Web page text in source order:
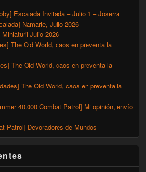
Escalada Invitada – Julio 1 – Joserra
Namarie, Julio 2026
Miniaturil Julio 2026
The Old World, caos en preventa la
The Old World, caos en preventa la
The Old World, caos en preventa la
40.000 Combat Patrol] Mi opinión, envío
Patrol] Devoradores de Mundos